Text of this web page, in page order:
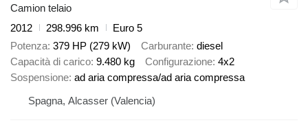
Camion telaio
2012
298.996 km
Euro 5
Potenza 379 HP (279 kW) Carburante diesel
Capacità di carico 9.480 kg Configurazione 4x2
Sospensione ad aria compressa/ad aria compressa
Spagna, Alcasser (Valencia)